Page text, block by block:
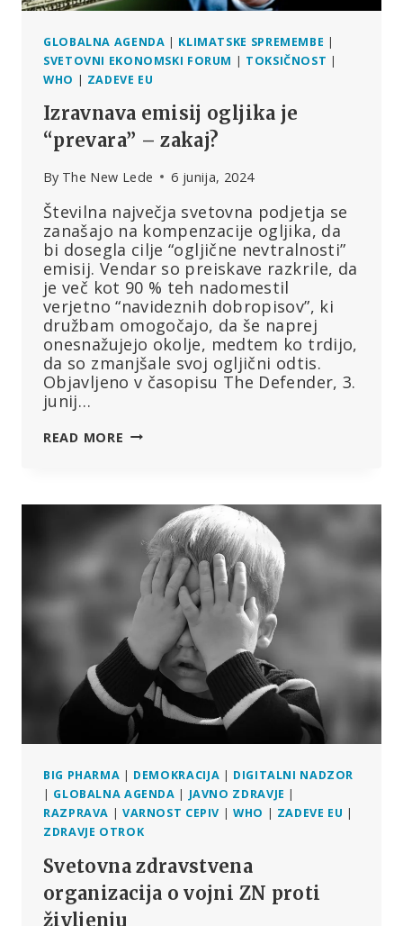
GLOBALNA AGENDA | KLIMATSKE SPREMEMBE |
SVETOVNI EKONOMSKI FORUM | TOKSIČNOST |
WHO | ZADEVE EU
Izravnava emisij ogljika je
“prevara” – zakaj?
By The New Lede 6 junija, 2024
Številna največja svetovna podjetja se
zanašajo na kompenzacije ogljika, da
bi dosegla cilje “ogljične nevtralnosti”
emisij. Vendar so preiskave razkrile, da
je več kot 90 % teh nadomestil
verjetno “navideznih dobropisov”, ki
družbam omogočajo, da še naprej
onesnažujejo okolje, medtem ko trdijo,
da so zmanjšale svoj ogljični odtis.
Objavljeno v časopisu The Defender, 3.
junij…
READ MORE IZRAVNAVA
“PREVARA”
ZAKAJ?
BIG PHARMA | DEMOKRACIJA | DIGITALNI NADZOR
| GLOBALNA AGENDA | JAVNO ZDRAVJE |
RAZPRAVA | VARNOST CEPIV |WHO | ZADEVE EU |
ZDRAVJE OTROK
Svetovna zdravstvena
organizacija o vojni ZN proti
življenju